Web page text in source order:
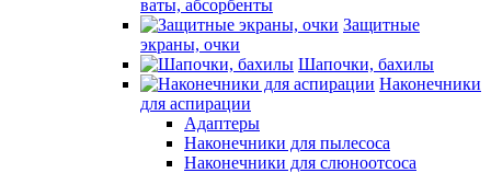
ваты, абсорбенты
Защитные
экраны, очки
Шапочки, бахилы
Наконечники
для аспирации
Адаптеры
Наконечники для пылесоса
Наконечники для слюноотсоса